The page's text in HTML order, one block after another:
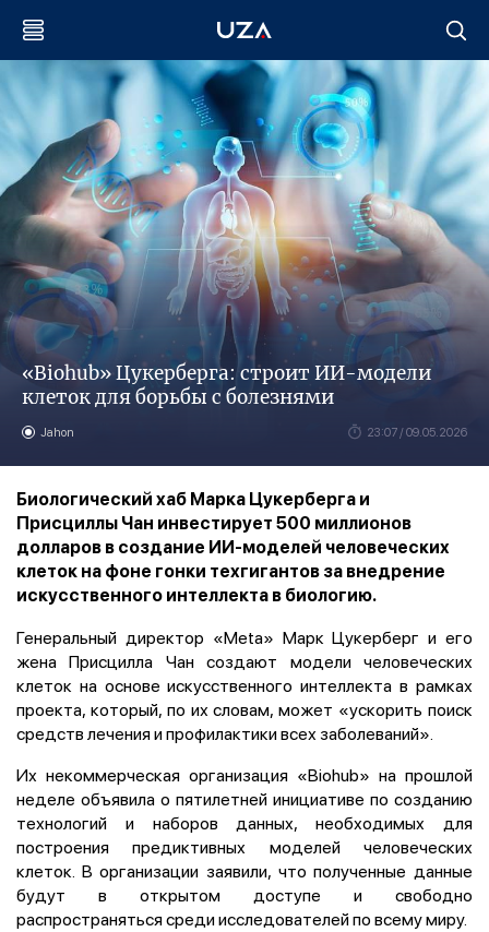
«Biohub» Цукерберга: строит ИИ-модели
клеток для борьбы с болезнями
Jahon 23:07 / 09.05.2026
Биологический хаб Марка Цукерберга и
Присциллы Чан инвестирует 500 миллионов
долларов в создание ИИ-моделей человеческих
клеток на фоне гонки техгигантов за внедрение
искусственного интеллекта в биологию.
Генеральный директор «Meta» Марк Цукерберг и его
жена Присцилла Чан создают модели человеческих
клеток на основе искусственного интеллекта в рамках
проекта, который, по их словам, может «ускорить поиск
средств лечения и профилактики всех заболеваний».
Их некоммерческая организация «Biohub» на прошлой
неделе объявила о пятилетней инициативе по созданию
технологий и наборов данных, необходимых для
построения предиктивных моделей человеческих
клеток. В организации заявили, что полученные данные
будут в открытом доступе и свободно
распространяться среди исследователей по всему миру.